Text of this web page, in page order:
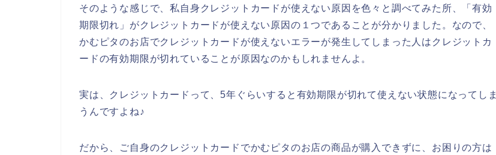
そのような感じで、私自身クレジットカードが使えない原因を色々と調べてみた所、「有効
期限切れ」がクレジットカードが使えない原因の１つであることが分かりました。なので、
かむピタのお店でクレジットカードが使えないエラーが発生してしまった人はクレジットカ
ードの有効期限が切れていることが原因なのかもしれませんよ。
実は、クレジットカードって、5年ぐらいすると有効期限が切れて使えない状態になってしま
うんですよね♪
だから、ご自身のクレジットカードでかむピタのお店の商品が購入できずに、お困りの方は